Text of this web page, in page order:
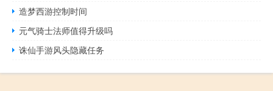
造梦西游控制时间
元气骑士法师值得升级吗
诛仙手游风头隐藏任务